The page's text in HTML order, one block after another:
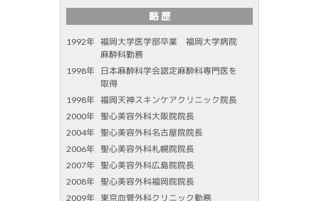
略 歴
1992年 福岡大学医学部卒業 福岡大学病院
麻酔科勤務
1998年
日本麻酔科学会認定麻酔科専門医を
取得
1998年 福岡天神スキンケアクリニック院長
2000年 聖心美容外科大阪院院長
2004年 聖心美容外科名古屋院院長
2006年 聖心美容外科札幌院院長
2007年 聖心美容外科広島院院長
2008年 聖心美容外科福岡院院長
2009年 東京血管外科クリニック勤務